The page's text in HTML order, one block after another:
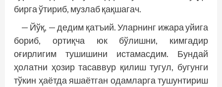
бирга ўтириб, музлаб қақшагач.
— Йўқ, — дедим қатъий. Уларнинг ижара уйига
бориб, ортиқча юк бўлишни, кимгадир
оғирлигим тушишини истамасдим. Бундай
ҳолатни ҳозир тасаввур қилиш тугул, бугунги
тўкин ҳаётда яшаётган одамларга тушунтириш